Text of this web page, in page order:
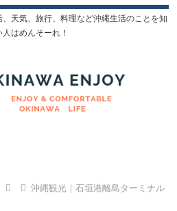
天気、旅行、料理など沖縄生活のことを知
人はめんそーれ！
沖縄観光｜石垣港離島ターミナル